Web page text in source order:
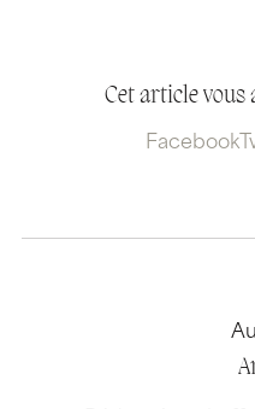
Cet article vous
Facebook